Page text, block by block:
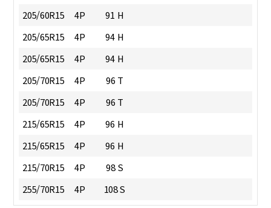
205/60R15
4P
91 H
205/65R15
4P
94 H
205/65R15
4P
94 H
205/70R15
4P
96 T
205/70R15
4P
96 T
215/65R15
4P
96 H
215/65R15
4P
96 H
215/70R15
4P
98 S
255/70R15
4P 108 S